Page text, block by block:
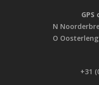
N
O
+31